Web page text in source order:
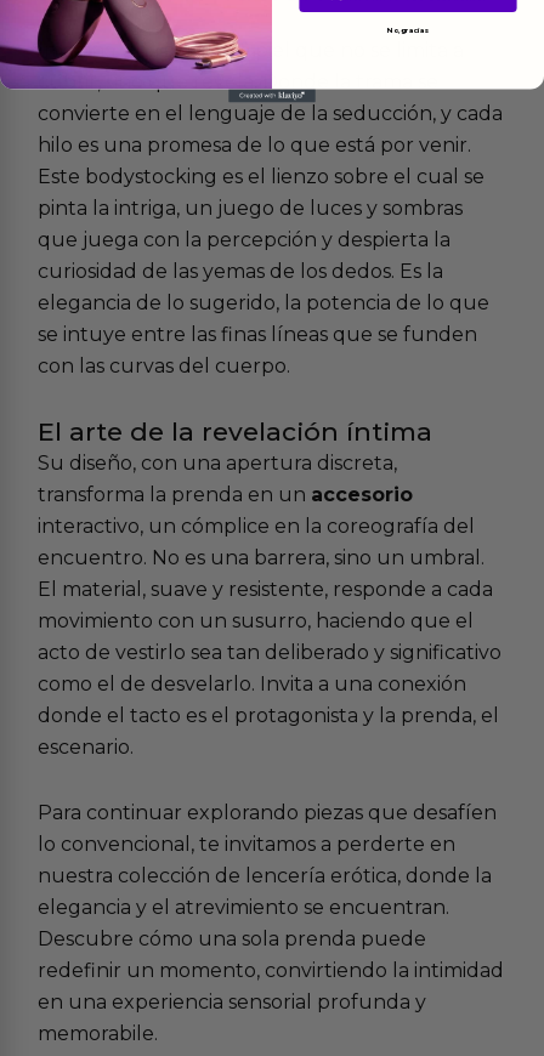
Imagina una segunda piel que no se limita a
cubrir, sino que revela. Donde la trama se
convierte en el lenguaje de la seducción, y cada
hilo es una promesa de lo que está por venir.
Este bodystocking es el lienzo sobre el cual se
pinta la intriga, un juego de luces y sombras
que juega con la percepción y despierta la
curiosidad de las yemas de los dedos. Es la
elegancia de lo sugerido, la potencia de lo que
se intuye entre las finas líneas que se funden
con las curvas del cuerpo.
El arte de la revelación íntima
Su diseño, con una apertura discreta,
transforma la prenda en un accesorio
interactivo, un cómplice en la coreografía del
encuentro. No es una barrera, sino un umbral.
El material, suave y resistente, responde a cada
movimiento con un susurro, haciendo que el
acto de vestirlo sea tan deliberado y significativo
como el de desvelarlo. Invita a una conexión
donde el tacto es el protagonista y la prenda, el
escenario.
Para continuar explorando piezas que desafíen
lo convencional, te invitamos a perderte en
nuestra colección de lencería erótica, donde la
elegancia y el atrevimiento se encuentran.
Descubre cómo una sola prenda puede
redefinir un momento, convirtiendo la intimidad
en una experiencia sensorial profunda y
memorabile.
No, gracias